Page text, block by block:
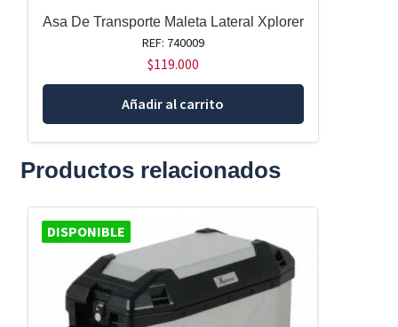
Asa De Transporte Maleta Lateral Xplorer
REF: 740009
$119.000
Añadir al carrito
Productos relacionados
DISPONIBLE